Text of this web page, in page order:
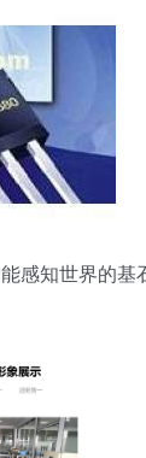
感知世界的基